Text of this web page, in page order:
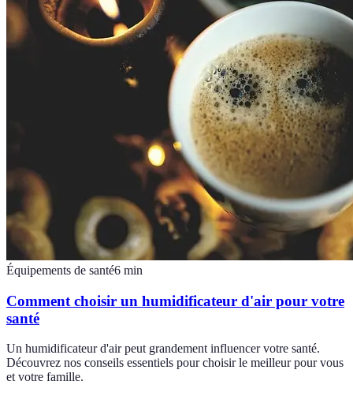
Équipements de santé6 min
Comment choisir un humidificateur d'air pour votre
santé
Un humidificateur d'air peut grandement influencer votre santé.
Découvrez nos conseils essentiels pour choisir le meilleur pour vous
et votre famille.